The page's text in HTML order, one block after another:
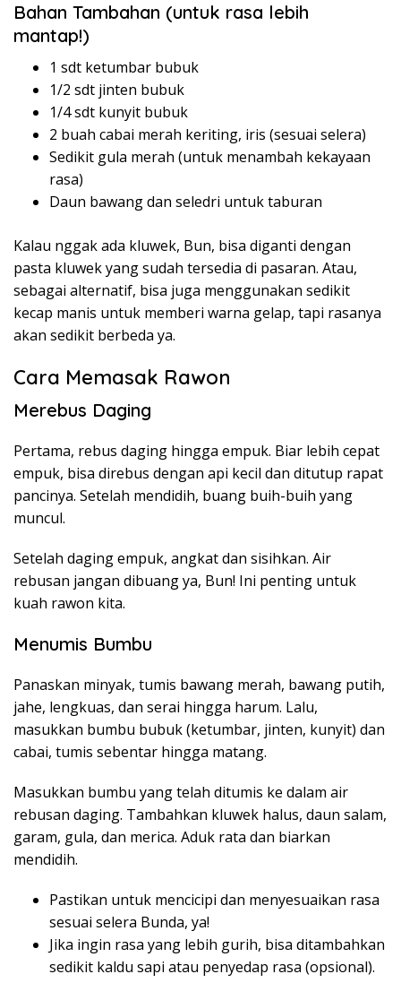
Bahan Tambahan (untuk rasa lebih
mantap!)
1 sdt ketumbar bubuk
1/2 sdt jinten bubuk
1/4 sdt kunyit bubuk
2 buah cabai merah keriting, iris (sesuai selera)
Sedikit gula merah (untuk menambah kekayaan
rasa)
Daun bawang dan seledri untuk taburan
Kalau nggak ada kluwek, Bun, bisa diganti dengan
pasta kluwek yang sudah tersedia di pasaran. Atau,
sebagai alternatif, bisa juga menggunakan sedikit
kecap manis untuk memberi warna gelap, tapi rasanya
akan sedikit berbeda ya.
Cara Memasak Rawon
Merebus Daging
Pertama, rebus daging hingga empuk. Biar lebih cepat
empuk, bisa direbus dengan api kecil dan ditutup rapat
pancinya. Setelah mendidih, buang buih-buih yang
muncul.
Setelah daging empuk, angkat dan sisihkan. Air
rebusan jangan dibuang ya, Bun! Ini penting untuk
kuah rawon kita.
Menumis Bumbu
Panaskan minyak, tumis bawang merah, bawang putih,
jahe, lengkuas, dan serai hingga harum. Lalu,
masukkan bumbu bubuk (ketumbar, jinten, kunyit) dan
cabai, tumis sebentar hingga matang.
Masukkan bumbu yang telah ditumis ke dalam air
rebusan daging. Tambahkan kluwek halus, daun salam,
garam, gula, dan merica. Aduk rata dan biarkan
mendidih.
Pastikan untuk mencicipi dan menyesuaikan rasa
sesuai selera Bunda, ya!
Jika ingin rasa yang lebih gurih, bisa ditambahkan
sedikit kaldu sapi atau penyedap rasa (opsional).